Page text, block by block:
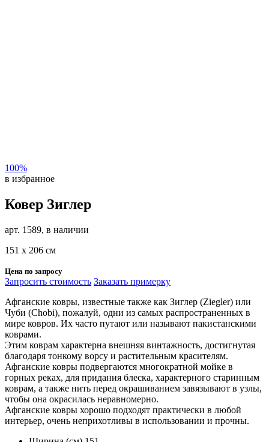
100%
в избранное
Ковер Зиглер
арт. 1589, в наличии
151 х 206 см
Цена по запросу
Запросить стоимость Заказать примерку
Афганские ковры, известные также как Зиглер (Ziegler) или
Чуби (Chobi), пожалуй, одни из самых распространенных в
мире ковров. Их часто путают или называют пакистанскими
коврами.
Этим коврам характерна внешняя винтажность, достигнутая
благодаря тонкому ворсу и растительным красителям.
Афганские ковры подвергаются многократной мойке в
горных реках, для придания блеска, характерного старинным
коврам, а также нить перед окрашиванием завязывают в узлы,
чтобы она окрасилась неравномерно.
Афганские ковры хорошо подходят практически в любой
интерьер, очень неприхотливы в использовании и прочны.